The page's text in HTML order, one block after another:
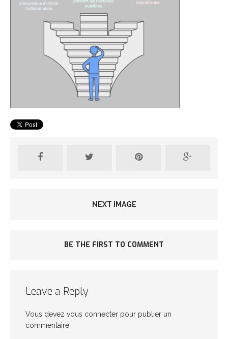
NEXT IMAGE
BE THE FIRST TO COMMENT
Leave a Reply
Vous devez vous connecter pour publier un
commentaire.